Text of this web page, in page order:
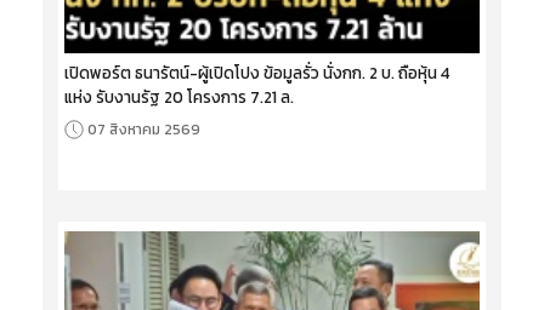
เปิดพอร์ต ธนารัตน์-ผู้เปิดโปง ข้อมูลรั่ว นั่งกก. 2 บ. ถือหุ้น 4
แห่ง รับงานรัฐ 20 โครงการ 7.21 ล.
07 สิงหาคม 2569